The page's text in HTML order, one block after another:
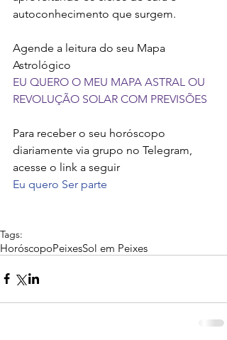
autoconhecimento que surgem.
Agende a leitura do seu Mapa
Astrológico
EU QUERO O MEU MAPA ASTRAL OU
REVOLUÇÃO SOLAR COM PREVISÕES
Para receber o seu horóscopo
diariamente via grupo no Telegram,
acesse o link a seguir
Eu quero Ser parte
Tags:
HoróscopoPeixesSol em Peixes